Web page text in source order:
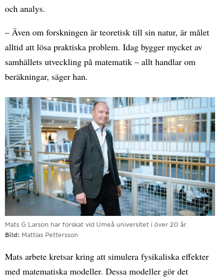
och analys.
– Även om forskningen är teoretisk till sin natur, är målet
alltid att lösa praktiska problem. Idag bygger mycket av
samhällets utveckling på matematik – allt handlar om
beräkningar, säger han.
Mats G Larson har forskat vid Umeå universitet i över 20 år.
Bild
Mattias Pettersson
Mats arbete kretsar kring att simulera fysikaliska effekter
med matematiska modeller. Dessa modeller gör det